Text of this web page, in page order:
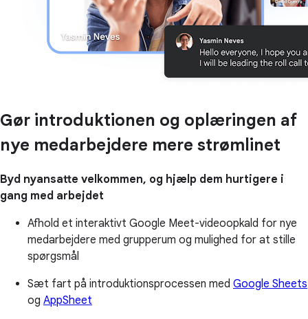
Gør introduktionen og oplæringen af
nye medarbejdere mere strømlinet
Byd nyansatte velkommen, og hjælp dem hurtigere i
gang med arbejdet
Afhold et interaktivt Google Meet-videoopkald for nye
medarbejdere med grupperum og mulighed for at stille
spørgsmål
Sæt fart på introduktionsprocessen med Google Sheets
og AppSheet